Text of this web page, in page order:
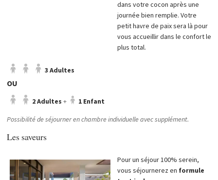
dans votre cocon après une
journée bien remplie. Votre
petit havre de paix sera là pour
vous accueillir dans le confort le
plus total.
3 Adultes
OU
2 Adultes + 1 Enfant
Possibilité de séjourner en chambre individuelle avec supplément.
Les saveurs
Pour un séjour 100% serein,
vous séjournerez en formule